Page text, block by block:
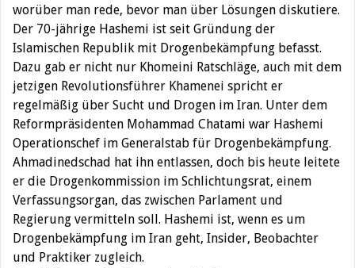
worüber man rede, bevor man über Lösungen diskutiere.
Der 70-jährige Hashemi ist seit Gründung der
Islamischen Republik mit Drogenbekämpfung befasst.
Dazu gab er nicht nur Khomeini Ratschläge, auch mit dem
jetzigen Revolutionsführer Khamenei spricht er
regelmäßig über Sucht und Drogen im Iran. Unter dem
Reformpräsidenten Mohammad Chatami war Hashemi
Operationschef im Generalstab für Drogenbekämpfung.
Ahmadinedschad hat ihn entlassen, doch bis heute leitete
er die Drogenkommission im Schlichtungsrat, einem
Verfassungsorgan, das zwischen Parlament und
Regierung vermitteln soll. Hashemi ist, wenn es um
Drogenbekämpfung im Iran geht, Insider, Beobachter
und Praktiker zugleich.